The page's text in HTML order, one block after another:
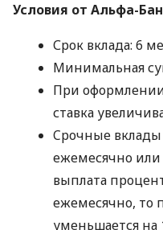
Условия от Альфа-
Срок вклада: 6
Минимальная
При оформлении
ставка
Cрочные
ежемесячно или
выплата
ежемесячно, то
уменьшается на